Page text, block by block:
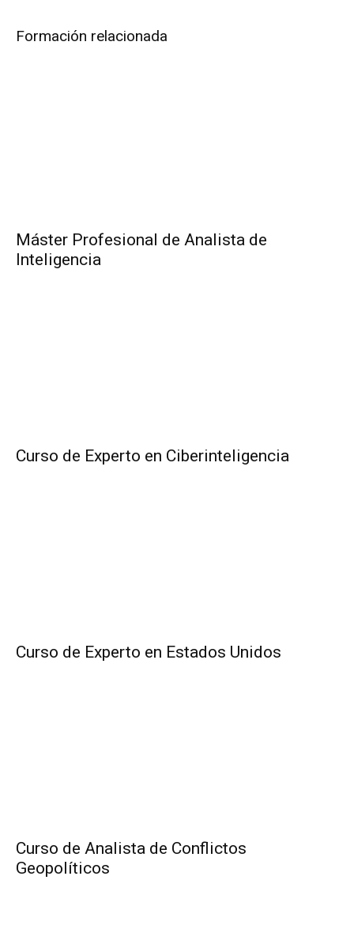
Formación relacionada
Máster Profesional de Analista de
Inteligencia
Curso de Experto en Ciberinteligencia
Curso de Experto en Estados Unidos
Curso de Analista de Conflictos
Geopolíticos